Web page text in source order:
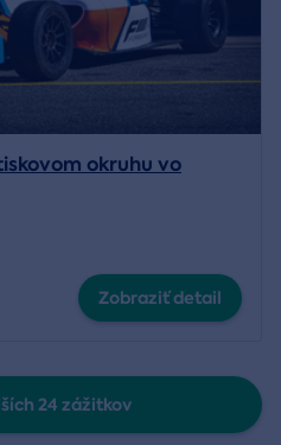
okruhu vo
Zobraziť detail
24 zážitkov